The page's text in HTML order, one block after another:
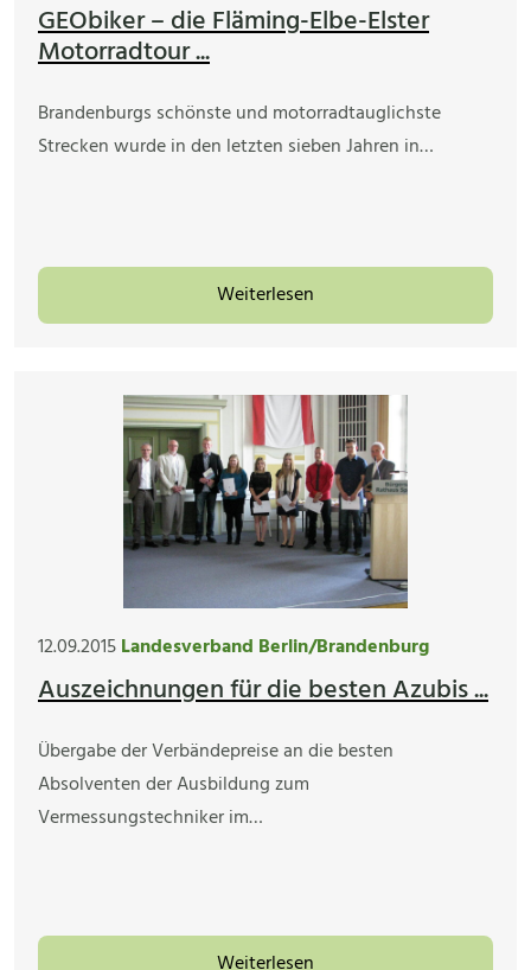
GEObiker – die Fläming-Elbe-Elster
Motorradtour ...
Brandenburgs schönste und motorradtauglichste
Strecken wurde in den letzten sieben Jahren in…
Weiterlesen
12.09.2015Landesverband Berlin/Brandenburg
Auszeichnungen für die besten Azubis ...
Übergabe der Verbändepreise an die besten
Absolventen der Ausbildung zum
Vermessungstechniker im…